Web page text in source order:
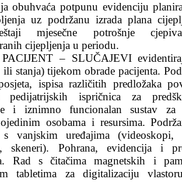
obuhvaća potpunu evidenciju
uz podržanu izrada plana
mjesečne potrošnje
cijepljenja u periodu.
– SLUČAJEVI
stanja) tijekom obrade pacijenta.
ispisa različitih predložaka
pedijatrijskih ispričnica za
i iznimno funcionalan sustav za
osobama i resursima.
s vanjskim uređajima (videoskopi,
skeneri). Pohrana, evidencija i
Rad s čitačima magnetskih i
tabletima za digitalizaciju